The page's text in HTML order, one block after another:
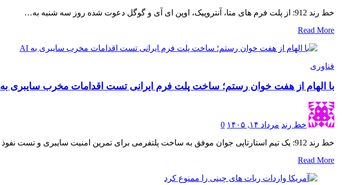
خط رند 912: از پلت فرم های متا، آنتروپیک، اوپن ای آی و گوگل دعوت شده روز سه شنبه به…
Read More
فناوری
با الهام از هفت خوان رستم؛ ساخت پلت فرم ایرانی تست اقدامات مخرب سایبری به AI
خط رند مرداد ۱۴, ۱۴۰۵ 0
خط رند 912: یک تیم استارتاپی جوان موفق به ساخت پلتفرمی برای تمرین امنیت سایبری و تست نفوذ به مدلهای…
Read More